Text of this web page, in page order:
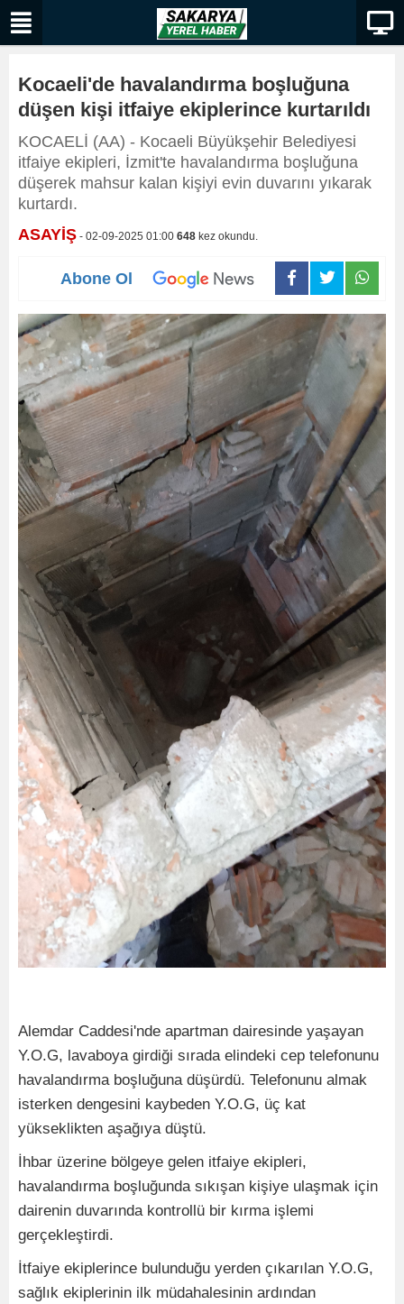
Kocaeli'de havalandırma boşluğuna
düşen kişi itfaiye ekiplerince kurtarıldı
KOCAELİ (AA) - Kocaeli Büyükşehir Belediyesi
itfaiye ekipleri, İzmit'te havalandırma boşluğuna
düşerek mahsur kalan kişiyi evin duvarını yıkarak
kurtardı.
ASAYİŞ - 02-09-2025 01:00 648 kez okundu.
Abone Ol
Alemdar Caddesi'nde apartman dairesinde yaşayan
Y.O.G, lavaboya girdiği sırada elindeki cep telefonunu
havalandırma boşluğuna düşürdü. Telefonunu almak
isterken dengesini kaybeden Y.O.G, üç kat
yükseklikten aşağıya düştü.
İhbar üzerine bölgeye gelen itfaiye ekipleri,
havalandırma boşluğunda sıkışan kişiye ulaşmak için
dairenin duvarında kontrollü bir kırma işlemi
gerçekleştirdi.
İtfaiye ekiplerince bulunduğu yerden çıkarılan Y.O.G,
sağlık ekiplerinin ilk müdahalesinin ardından